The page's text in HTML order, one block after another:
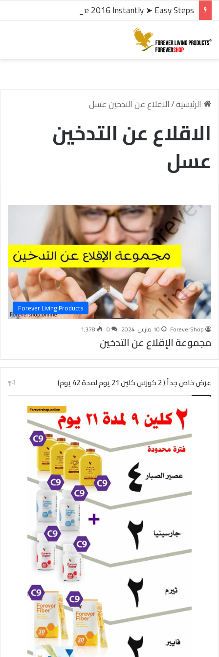
الرئيسية/الاقلاع عن التدخين عسل
الاقلاع عن التدخين
عسل
Forever Living Products
ForeverShop 10 مارس، 2024 0 1٬378
مجموعة الإقلاع عن التدخين
عرض خاص جداً ( 2 كورس كلين 21 يوم لمدة 42 يوم)